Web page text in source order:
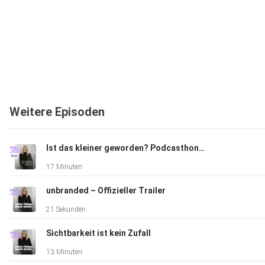
Weitere Episoden
Ist das kleiner geworden? Podcasthon Special für foodwatch
17 Minuten
unbranded – Offizieller Trailer
21 Sekunden
Sichtbarkeit ist kein Zufall
13 Minuten